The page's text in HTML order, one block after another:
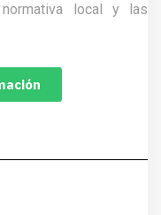
local y las